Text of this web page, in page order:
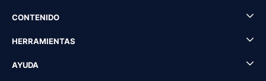
CONTENIDO
HERRAMIENTAS
AYUDA